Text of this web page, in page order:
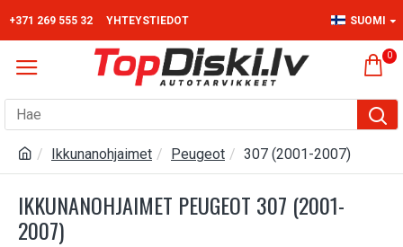
+371 269 555 32 YHTEYSTIEDOT SUOMI
0
Ikkunanohjaimet Peugeot 307 (2001-2007)
IKKUNANOHJAIMET PEUGEOT 307 (2001-
2007)